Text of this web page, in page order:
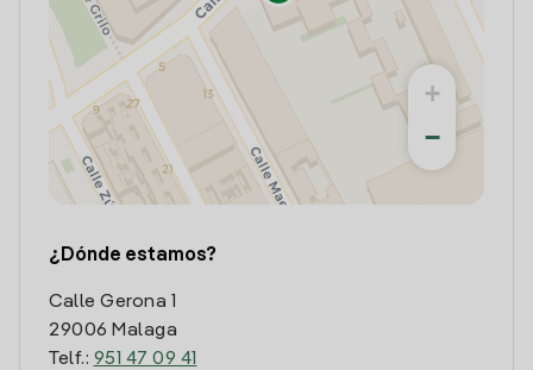
+
−
¿Dónde estamos?
Calle Gerona 1
29006 Malaga
Telf.: 951 47 09 41